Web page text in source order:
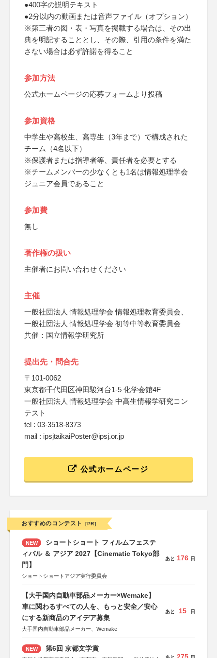
●400字の説明テキスト
●2分以内の動画または音声ファイル（オプション）
※第三者の図・表・写真を掲載する場合は、その出
典を明記することとし、その際、引用の条件を満た
さない場合は必ず許諾を得ること
参加方法
公式ホームページの応募フォームより投稿
参加資格
中学生や高校生、高専生（3年まで）で構成された
チーム（4名以下）
※保護者または指導者等、責任者を必要とする
※チームメンバーの少なくとも1名は情報処理学会
ジュニア会員であること
参加費
無し
著作権の扱い
主催者にお問い合わせください
主催
一般社団法人 情報処理学会 情報処理教育委員会、
一般社団法人 情報処理学会 初等中等教育委員会
共催：国立情報学研究所
提出先・問合先
〒101-0062
東京都千代田区神田駿河台1-5 化学会館4F
一般社団法人 情報処理学会 中高生情報学研究コン
テスト
tel : 03-3518-8373
mail : ipsjtaikaiPoster@ipsj.or.jp
公式ホームページ
おすすめのコンテスト [PR]
NEW
ショートショート フィルムフェステ
ィバル ＆ アジア 2027【Cinematic Tokyo部
門】
ショートショートアジア実行委員会
あと 176 日
【大手国内自動車部品メーカー×Wemake】
車に関わるすべての人を、もっと安全／安心
にする新商品のアイデア募集
大手国内自動車部品メーカー、Wemake
あと 15 日
NEW 第6回 京都文学賞